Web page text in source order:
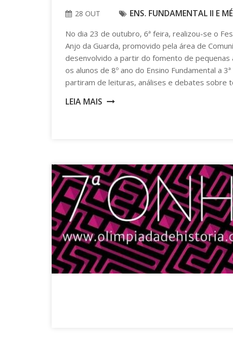
28 OUT ENS. FUNDAMENTAL II E
No dia 23 de outubro, 6ª feira, realizou-se o
Anjo da Guarda, promovido pela área de
desenvolvido a partir do fomento de
os alunos de 8º ano do Ensino Fundamental a
partiram de leituras, análises e debates sobre
LEIA MAIS